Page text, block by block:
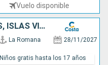
Vuelo disponible
REP. DOMINICANA, ANTILLAS, ISLAS VÍRGENES
La Romana 28/11/2027
Niños gratis hasta los 17 años